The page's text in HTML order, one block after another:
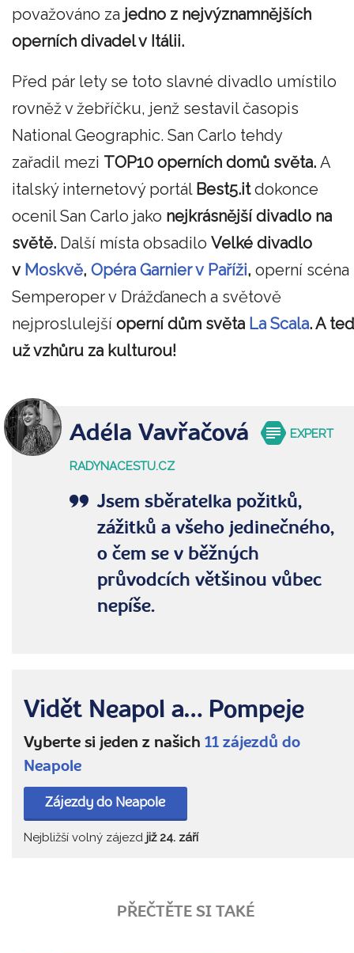
považováno za jedno z nejvýznamnějších
operních divadel v Itálii.
Před pár lety se toto slavné divadlo umístilo
rovněž v žebříčku, jenž sestavil časopis
National Geographic. San Carlo tehdy
zařadil mezi TOP10 operních domů světa. A
italský internetový portál Best5.itdokonce
ocenil San Carlo jako nejkrásnější divadlo na
světě. Další místa obsadilo Velké divadlo
v Moskvě, Opéra Garnier v Paříži, operní scéna
Semperoper v Drážďanech a světově
nejproslulejší operní dům světa La Scala. A teď
už vzhůru za kulturou!
Adéla Vavřačová EXPERT
RADYNACESTU.CZ
Jsem sběratelka požitků,
zážitků a všeho jedinečného,
o čem se v běžných
průvodcích většinou vůbec
nepíše.
Vidět Neapol a… Pompeje
Vyberte si jeden z našich 11 zájezdů do
Neapole
Zájezdy do Neapole
Nejbližší volný zájezd již 24. září
PŘEČTĚTE SI TAKÉ